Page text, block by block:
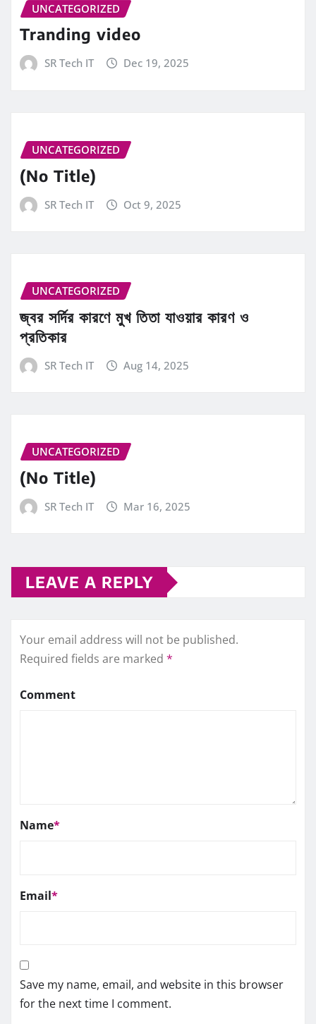
UNCATEGORIZED
Tranding video
SR Tech IT Dec 19, 2025
UNCATEGORIZED
(No Title)
SR Tech IT Oct 9, 2025
UNCATEGORIZED
জ্বর সর্দির কারণে মুখ তিতা যাওয়ার কারণ ও
প্রতিকার
SR Tech IT Aug 14, 2025
UNCATEGORIZED
(No Title)
SR Tech IT Mar 16, 2025
LEAVE A REPLY
Your email address will not be published.
Required fields are marked *
Comment
Name*
Email*
Save my name, email, and website in this browser
for the next time I comment.